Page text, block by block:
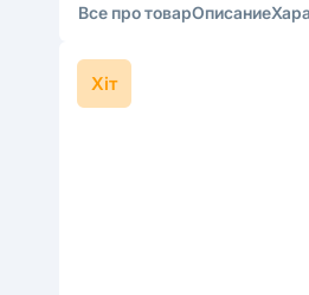
Все про товарОписание
Хіт